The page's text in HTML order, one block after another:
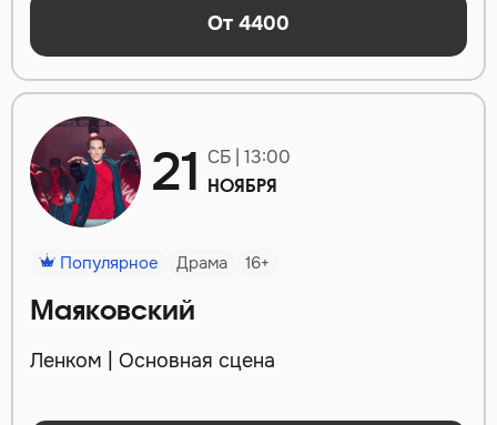
От 4400
21 СБ | 13:00
НОЯБРЯ
Популярное Драма 16+
Маяковский
Ленком | Основная сцена